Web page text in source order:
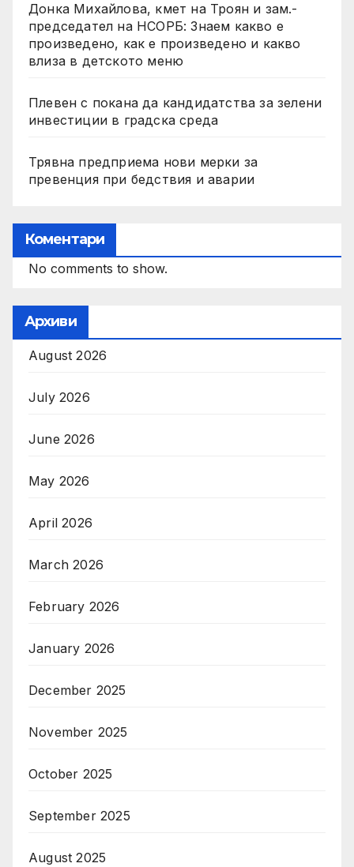
Донка Михайлова, кмет на Троян и зам.-
председател на НСОРБ: Знаем какво е
произведено, как е произведено и какво
влиза в детското меню
Плевен с покана да кандидатства за зелени
инвестиции в градска среда
Трявна предприема нови мерки за
превенция при бедствия и аварии
Коментари
No comments to show.
Архиви
August 2026
July 2026
June 2026
May 2026
April 2026
March 2026
February 2026
January 2026
December 2025
November 2025
October 2025
September 2025
August 2025